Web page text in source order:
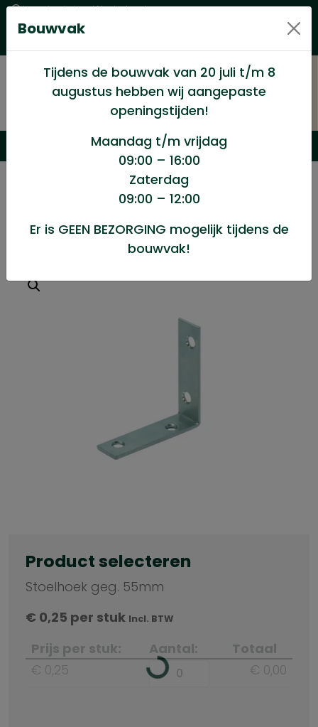
Levering in heel Nederland
Goede kwaliteitsproducten met een eerlijke prijs
Ijzerwaren/ Stoelhoek geg. 55mm
Stoelhoek geg. 55mm
Product selecteren
Stoelhoek geg. 55mm
€ 0,25 per stuk Incl. BTW
Prijs per stuk: Aantal:
Totaal
€ 0,25
€ 0,00
Bouwvak
Tijdens de bouwvak van 20 juli t/m 8
augustus hebben wij aangepaste
openingstijden!
Maandag t/m vrijdag
09:00 – 16:00
Zaterdag
09:00 – 12:00
Er is GEEN BEZORGING mogelijk tijdens de
bouwvak!